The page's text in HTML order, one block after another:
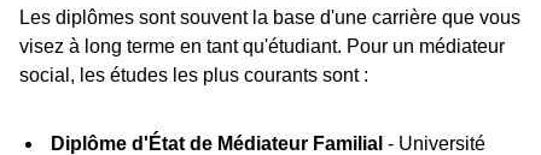
Les diplômes sont souvent la base d'une carrière que vous
visez à long terme en tant qu'étudiant. Pour un médiateur
social, les études les plus courants sont :
Diplôme d'État de Médiateur Familial - Université